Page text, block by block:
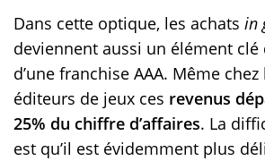
Dans cette optique, les achats in
deviennent aussi un élément
d’une franchise AAA. Même
éditeurs de jeux ces revenus
25% du chiffre d’affaires. La
est qu’il est évidemment plus